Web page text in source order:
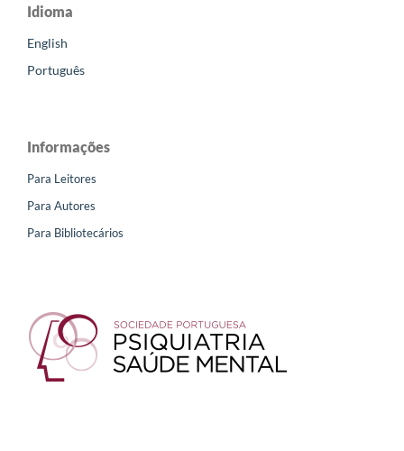
Idioma
English
Português
Informações
Para Leitores
Para Autores
Para Bibliotecários